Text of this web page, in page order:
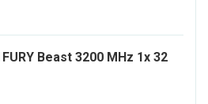
Beast 3200 MHz 1x 32